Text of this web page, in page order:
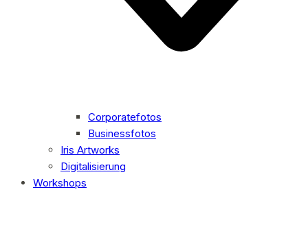
Corporatefotos
Businessfotos
Iris Artworks
Digitalisierung
Workshops